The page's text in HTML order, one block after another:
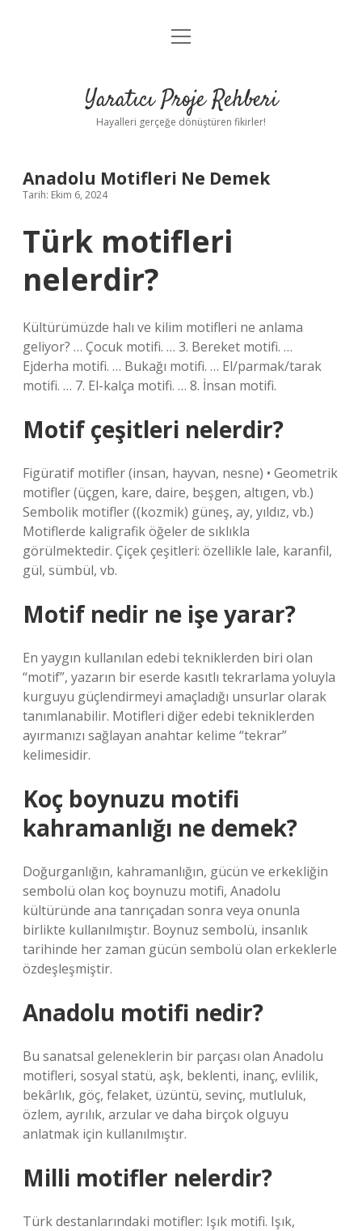
Anasayfa
Yasal Uyarı
menüyü
Yaratıcı Proje Rehberi
Hayalleri gerçeğe dönüştüren fikirler!
Anadolu Motifleri Ne Demek
Tarih: Ekim 6, 2024
Türk motifleri
nelerdir?
Kültürümüzde halı ve kilim motifleri ne anlama
geliyor? … Çocuk motifi. … 3. Bereket motifi. …
Ejderha motifi. … Bukağı motifi. … El/parmak/tarak
motifi. … 7. El-kalça motifi. … 8. İnsan motifi.
Motif çeşitleri nelerdir?
Figüratif motifler (insan, hayvan, nesne) • Geometrik
motifler (üçgen, kare, daire, beşgen, altıgen, vb.)
Sembolik motifler ((kozmik) güneş, ay, yıldız, vb.)
Motiflerde kaligrafik öğeler de sıklıkla
görülmektedir. Çiçek çeşitleri: özellikle lale, karanfil,
gül, sümbül, vb.
Motif nedir ne işe yarar?
En yaygın kullanılan edebi tekniklerden biri olan
“motif”, yazarın bir eserde kasıtlı tekrarlama yoluyla
kurguyu güçlendirmeyi amaçladığı unsurlar olarak
tanımlanabilir. Motifleri diğer edebi tekniklerden
ayırmanızı sağlayan anahtar kelime “tekrar”
kelimesidir.
Koç boynuzu motifi
kahramanlığı ne demek?
Doğurganlığın, kahramanlığın, gücün ve erkekliğin
sembolü olan koç boynuzu motifi, Anadolu
kültüründe ana tanrıçadan sonra veya onunla
birlikte kullanılmıştır. Boynuz sembolü, insanlık
tarihinde her zaman gücün sembolü olan erkeklerle
özdeşleşmiştir.
Anadolu motifi nedir?
Bu sanatsal geleneklerin bir parçası olan Anadolu
motifleri, sosyal statü, aşk, beklenti, inanç, evlilik,
bekârlık, göç, felaket, üzüntü, sevinç, mutluluk,
özlem, ayrılık, arzular ve daha birçok olguyu
anlatmak için kullanılmıştır.
Milli motifler nelerdir?
Türk destanlarındaki motifler: Işık motifi. Işık,